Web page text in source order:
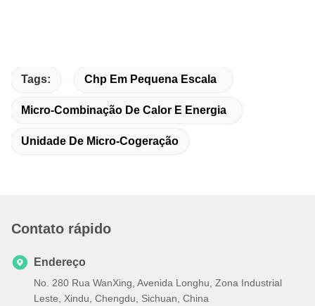
Tags: Chp Em Pequena Escala
Micro-Combinação De Calor E Energia
Unidade De Micro-Cogeração
Contato rápido
Endereço
No. 280 Rua WanXing, Avenida Longhu, Zona Industrial
Leste, Xindu, Chengdu, Sichuan, China